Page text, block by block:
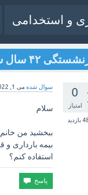
و استخدامی
۴۲ سال سن ۲۰ سال سابقه
0
امتیاز
بازدید
سوال شده می 1, 2022
سلام
استفاده کنم؟